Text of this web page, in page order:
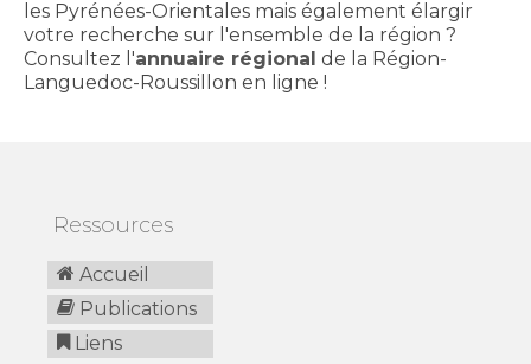
les Pyrénées-Orientales mais également élargir
votre recherche sur l'ensemble de la région ?
Consultez l'annuaire régional de la Région-
Languedoc-Roussillon en ligne !
Ressources
Accueil
Publications
Liens